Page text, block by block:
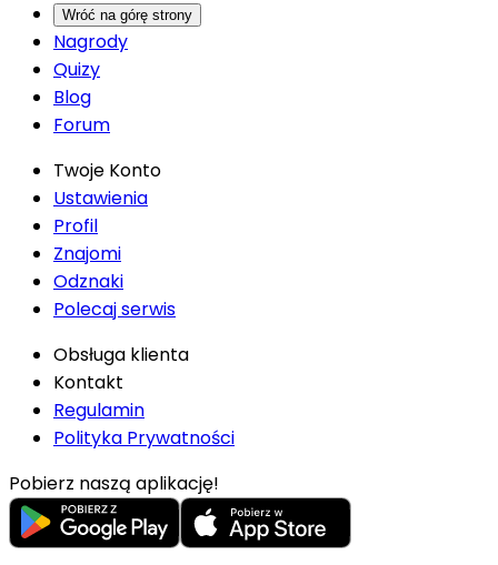
Wróć na górę strony
Nagrody
Quizy
Blog
Forum
Twoje Konto
Ustawienia
Profil
Znajomi
Odznaki
Polecaj serwis
Obsługa klienta
Kontakt
Regulamin
Polityka Prywatności
Pobierz naszą aplikację!